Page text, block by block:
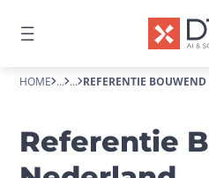
HOME ... ... REFERENTIE
Referentie